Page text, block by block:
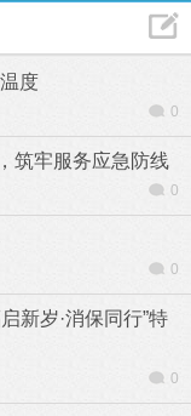
度
0
筑牢服务应急防线
0
0
新岁·消保同行”特
0